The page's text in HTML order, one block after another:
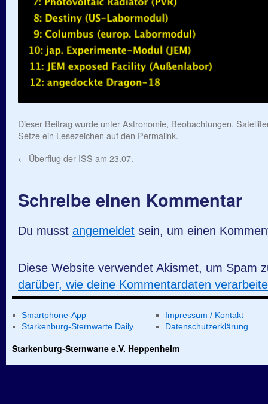
Dieser Beitrag wurde unterAstronomie, Beobachtungen,
Setze ein Lesezeichen auf den Permalink.
← Überflug der ISS am 23.07.
Schreibe einen Kommentar
Du musst angemeldet sein, um einen
Diese Website verwendet Akismet, um Spam
darüber, wie deine Kommentardaten
Smartphone-App
Starkenburg-Sternwarte Daily
Impressum / Kontakt
Datenschutzerklärung
Starkenburg-Sternwarte e.V. Heppenheim